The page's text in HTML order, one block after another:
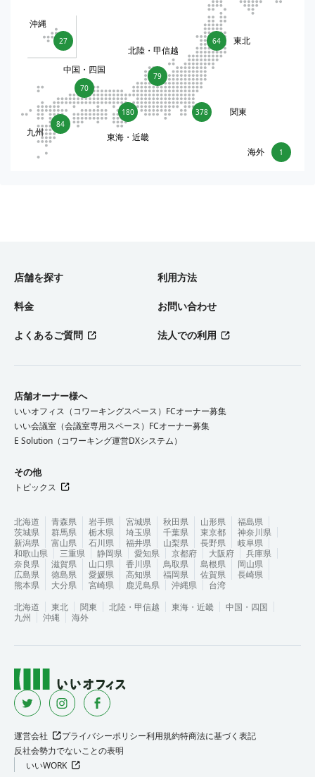
64 東北
378 関東
79
北陸・甲信越
180
東海・近畿
70
中国・四国
84
九州
27
沖縄
1
海外
店舗を探す 利用方法
料金 お問い合わせ
よくあるご質問 法人での利用
店舗オーナー様へ
いいオフィス（コワーキングスペース）FCオーナー募集
いい会議室（会議室専用スペース）FCオーナー募集
E Solution（コワーキング運営DXシステム）
その他
トピックス
北海道 青森県 岩手県 宮城県 秋田県 山形県
福島県
茨城県
群馬県 栃木県 埼玉県 千葉県 東京都
神奈川県
新潟県
富山県 石川県 福井県 山梨県 長野県
岐阜県
和歌山県
三重県 静岡県 愛知県 京都府 大阪府
兵庫県
奈良県
滋賀県 山口県 香川県 鳥取県 島根県
岡山県
広島県
徳島県 愛媛県 高知県 福岡県 佐賀県
長崎県
熊本県
大分県 宮崎県 鹿児島県 沖縄県
台湾
北海道
東北 関東 北陸・甲信越 東海・近畿
中国・四国
九州
沖縄 海外
運営会社 プライバシーポリシー利用規約特商法に基づく表記
反社会勢力でないことの表明
いいWORK